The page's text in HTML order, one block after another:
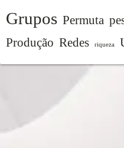
Grupos Permuta
Produção Redes riqueza